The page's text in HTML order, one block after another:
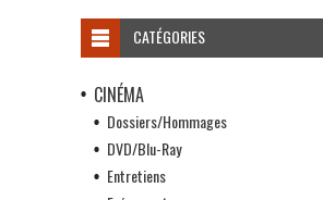
CATÉGORIES
CINÉMA
Dossiers/Hommages
DVD/Blu-Ray
Entretiens